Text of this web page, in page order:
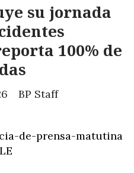
su jornada
100% de
BP Staff